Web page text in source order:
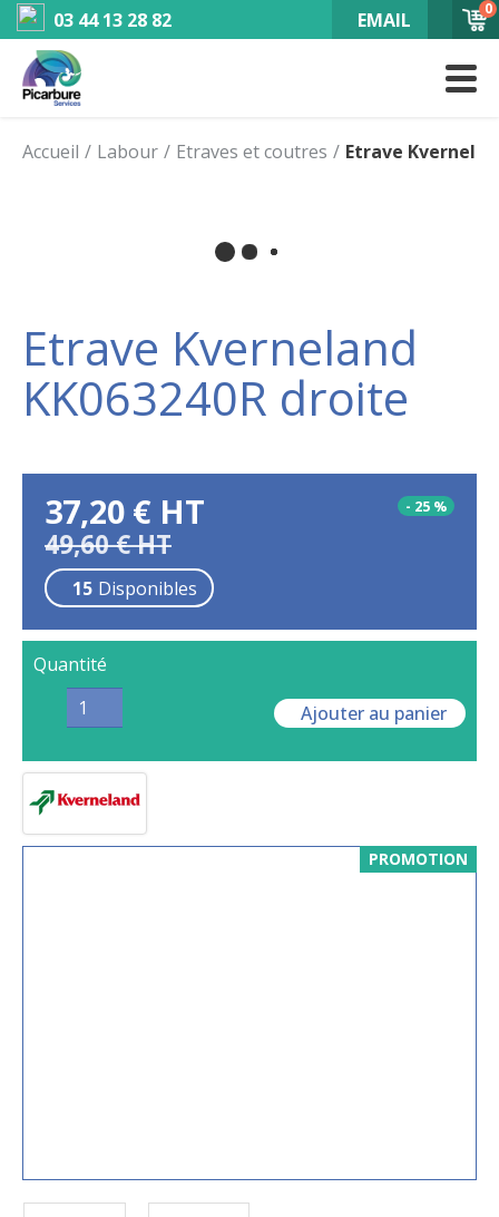
03 44 13 28 82 EMAIL 0
Accueil Labour Etraves et coutres Etrave
PROMOTION
Etrave Kverneland
KK063240R droite
49,60€HT
37,20 € HT - 25 %
15 Disponibles
Quantité
Ajouter au panier